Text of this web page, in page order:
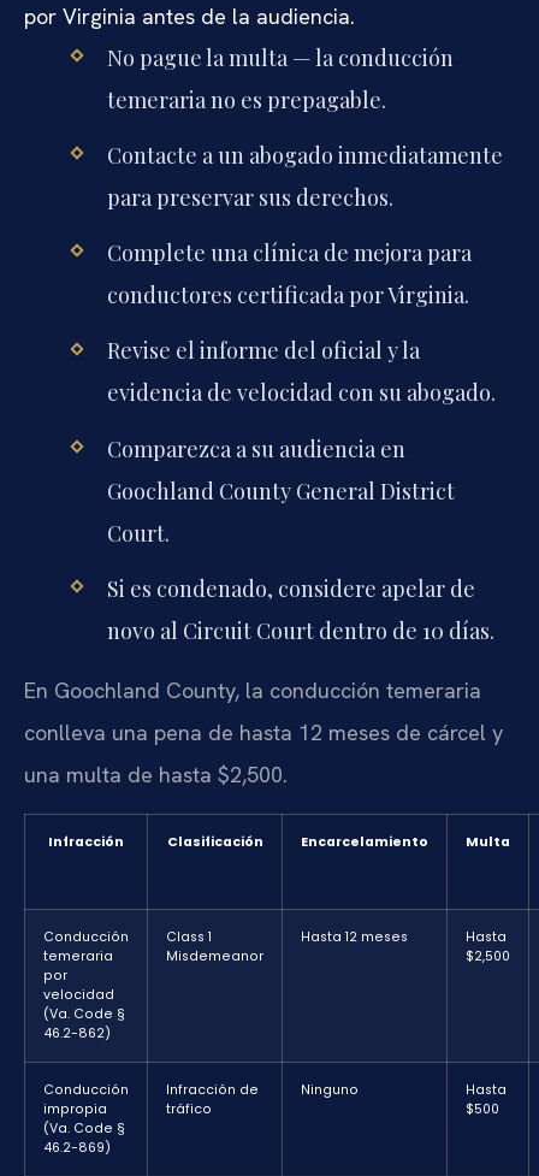
por Virginia antes de la audiencia.
No pague la multa — la conducción
temeraria no es prepagable.
Contacte a un abogado inmediatamente
para preservar sus derechos.
Complete una clínica de mejora para
conductores certificada por Virginia.
Revise el informe del oficial y la
evidencia de velocidad con su abogado.
Comparezca a su audiencia en
Goochland County General District
Court.
Si es condenado, considere apelar de
novo al Circuit Court dentro de 10 días.
En Goochland County, la conducción temeraria
conlleva una pena de hasta 12 meses de cárcel y
una multa de hasta $2,500.
Infracción Clasificación Encarcelamiento Multa
Conducción
temeraria
por
velocidad
(Va. Code §
46.2-862)
Class 1
Misdemeanor
Hasta 12 meses
Hasta
$2,500
Conducción
impropia
(Va. Code §
46.2-869)
Infracción de
tráfico
Ninguno
Hasta
$500